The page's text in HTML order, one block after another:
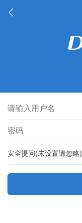
安全提问(未设置请忽略)